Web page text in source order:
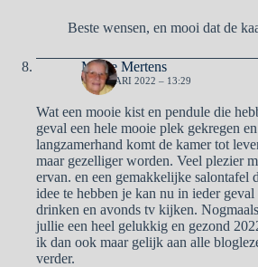
Beste wensen, en mooi dat de
Mieke Mertens
1 JANUARI 2022 – 13:29
Wat een mooie kist en pendule die
geval een hele mooie plek gekregen
langzamerhand komt de kamer tot
maar gezelliger worden. Veel plezier
ervan. en een gemakkelijke salontafel
idee te hebben je kan nu in ieder
drinken en avonds tv kijken.
jullie een heel gelukkig en gezond
ik dan ook maar gelijk aan alle
verder.